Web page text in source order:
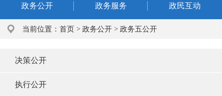
政务公开
政务服务 政民互动
当前位置： 首页 > 政务公开 > 政务五公开
决策公开
执行公开